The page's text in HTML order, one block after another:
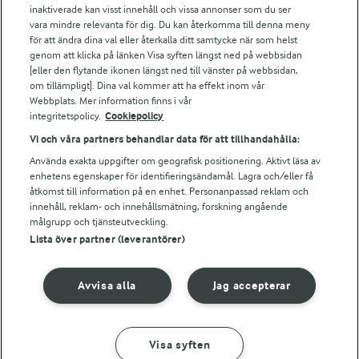
Arla webbshop
Bildbank
Följ oss
© 2026 Arla Foods
Integritetspolicy
inaktiverade kan visst innehåll och vissa annonser som du ser
vara mindre relevanta för dig. Du kan återkomma till denna meny
för att ändra dina val eller återkalla ditt samtycke när som helst
genom att klicka på länken Visa syften längst ned på webbsidan
[eller den flytande ikonen längst ned till vänster på webbsidan,
om tillämpligt]. Dina val kommer att ha effekt inom vår
Webbplats. Mer information finns i vår
integritetspolicy. Cookiepolicy
Vi och våra partners behandlar data för att tillhandahålla:
Använda exakta uppgifter om geografisk positionering. Aktivt läsa av
enhetens egenskaper för identifieringsändamål. Lagra och/eller få
åtkomst till information på en enhet. Personanpassad reklam och
innehåll, reklam- och innehållsmätning, forskning angående
målgrupp och tjänsteutveckling.
Lista över partner (leverantörer)
Jag accepterar
Avvisa alla
Visa syften